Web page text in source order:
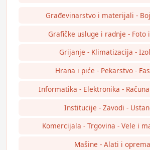
Građevinarstvo i materijali -
Grafičke usluge i radnje - Foto
Grijanje - Klimatizacija -
Hrana i piće - Pekarstvo -
Informatika - Elektronika -
Institucije - Zavodi -
Komercijala - Trgovina - Vele i
Mašine - Alati i oprema